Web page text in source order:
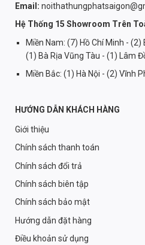
Email:
Hệ Thống 15 Showroom Trên
Miền Nam: (7) Hồ Chí Minh -
(1) Bà Rịa Vũng Tàu - (1) Lâm
Miền Bắc: (1) Hà Nội - (2) Vĩnh
HƯỚNG DẪN KHÁCH HÀNG
Giới thiệu
Chính sách thanh toán
Chính sách đổi trả
Chính sách biên tập
Chính sách bảo mật
Hướng dẫn đặt hàng
Điều khoản sử dụng